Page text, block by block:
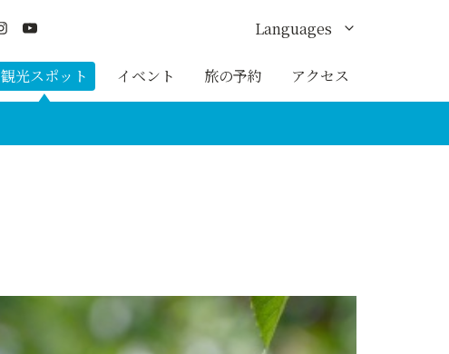
観光スポット イベント 旅の予約 アクセス
Languages
English